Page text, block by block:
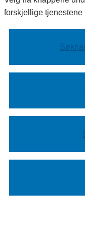
forskjellige tjenestene